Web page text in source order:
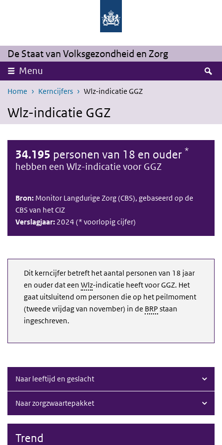
Overslaan en naar de inhoud gaan
De Staat van Volksgezondheid en Zorg
Menu
Home Kerncijfers Wlz-indicatie GGZ
Wlz-indicatie GGZ
34.195 personen van 18 en ouder *
hebben een Wlz-indicatie voor GGZ
Bron: Monitor Langdurige Zorg (CBS), gebaseerd op de
CBS van het CIZ
Verslagjaar: 2024 (* voorlopig cijfer)
Dit kerncijfer betreft het aantal personen van 18 jaar
en ouder dat een Wlz-indicatie heeft voorGGZ. Het
gaat uitsluitend om personen die op het peilmoment
(tweede vrijdag van november) in de BRP staan
ingeschreven.
Naar leeftijd en geslacht
Naar zorgzwaartepakket
Trend